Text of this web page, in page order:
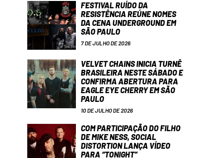
FESTIVAL RUÍDO DA
RESISTÊNCIA REÚNE NOMES
DA CENA UNDERGROUND EM
SÃO PAULO
7 DE JULHO DE 2026
VELVET CHAINS INICIA TURNÊ
BRASILEIRA NESTE SÁBADO E
CONFIRMA ABERTURA PARA
EAGLE EYE CHERRY EM SÃO
PAULO
10 DE JULHO DE 2026
COM PARTICIPAÇÃO DO FILHO
DE MIKE NESS, SOCIAL
DISTORTION LANÇA VÍDEO
PARA “TONIGHT”